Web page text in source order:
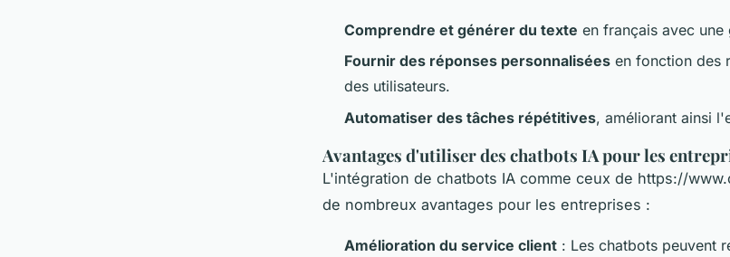
Comprendre et générer du texte en français avec
Fournir des réponses personnalisées en fonction des
des utilisateurs.
Automatiser des tâches répétitives, améliorant ainsi
Avantages d'utiliser des chatbots IA pour les
L'intégration de chatbots IA comme ceux de https://
de nombreux avantages pour les entreprises :
Amélioration du service client : Les chatbots peuvent